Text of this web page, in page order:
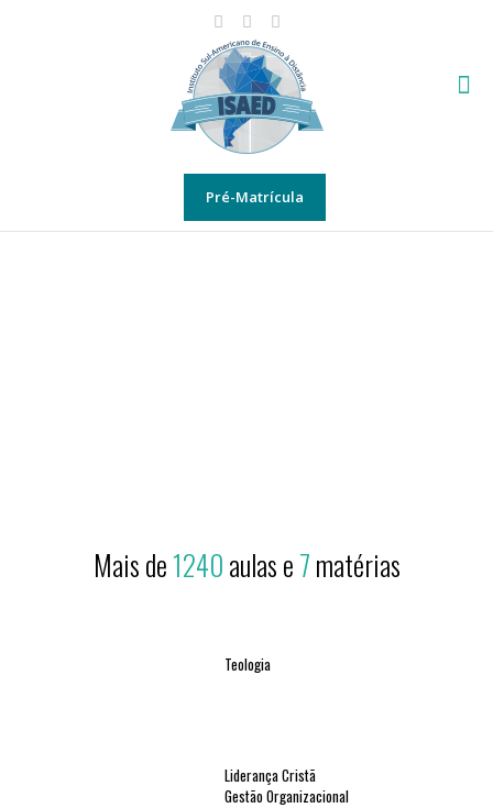
Pré-Matrícula
Mais de1240aulas e7matérias
Teologia
Liderança Cristã
Gestão Organizacional